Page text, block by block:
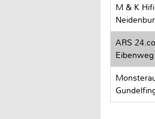
M & K
ARS